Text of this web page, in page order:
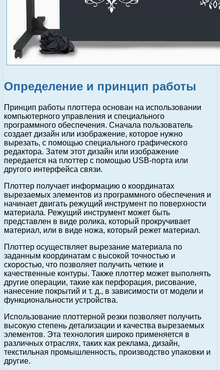
Определение и принцип работы
Принцип работы плоттера основан на использовании
компьютерного управления и специального
программного обеспечения. Сначала пользователь
создает дизайн или изображение, которое нужно
вырезать, с помощью специального графического
редактора. Затем этот дизайн или изображение
передается на плоттер с помощью USB-порта или
другого интерфейса связи.
Плоттер получает информацию о координатах
вырезаемых элементов из программного обеспечения и
начинает двигать режущий инструмент по поверхности
материала. Режущий инструмент может быть
представлен в виде ролика, который прокручивает
материал, или в виде ножа, который режет материал.
Плоттер осуществляет вырезание материала по
заданным координатам с высокой точностью и
скоростью, что позволяет получить четкие и
качественные контуры. Также плоттер может выполнять
другие операции, такие как перфорация, рисование,
нанесение покрытий и т. д., в зависимости от модели и
функциональности устройства.
Использование плоттерной резки позволяет получить
высокую степень детализации и качества вырезаемых
элементов. Эта технология широко применяется в
различных отраслях, таких как реклама, дизайн,
текстильная промышленность, производство упаковки и
другие.